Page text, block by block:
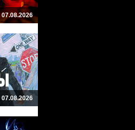
07.08.2026
07.08.2026